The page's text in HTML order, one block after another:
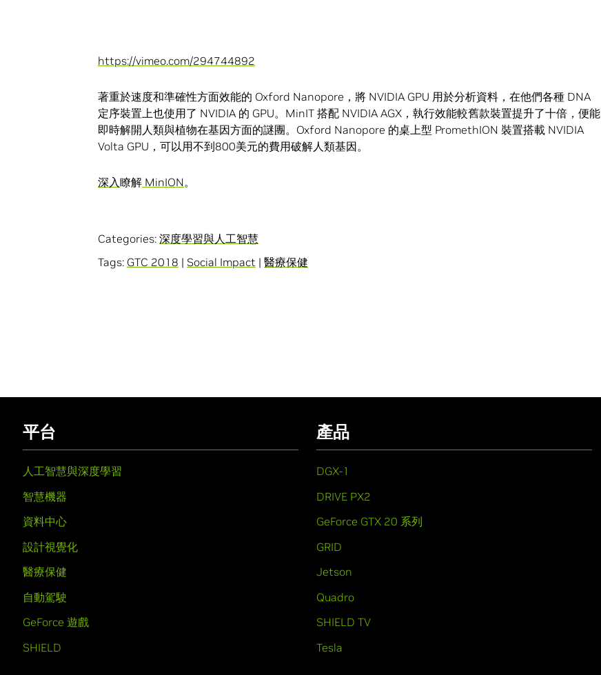
https://vimeo.com/294744892
著重於速度和準確性方面效能的 Oxford Nanopore，將 NVIDIA GPU 用於分析資料，在他們各種 DNA
定序裝置上也使用了 NVIDIA 的 GPU。MinIT 搭配 NVIDIA AGX，執行效能較舊款裝置提升了十倍，便能
即時解開人類與植物在基因方面的謎團。Oxford Nanopore 的桌上型 PromethION 裝置搭載 NVIDIA
Volta GPU，可以用不到800美元的費用破解人類基因。
深入瞭解 MinION。
Categories: 深度學習與人工智慧
Tags: GTC 2018 | Social Impact | 醫療保健
平台
人工智慧與深度學習
智慧機器
資料中心
設計視覺化
醫療保健
自動駕駛
GeForce 遊戲
SHIELD
產品
DGX-1
DRIVE PX2
GeForce GTX 20 系列
GRID
Jetson
Quadro
SHIELD TV
Tesla